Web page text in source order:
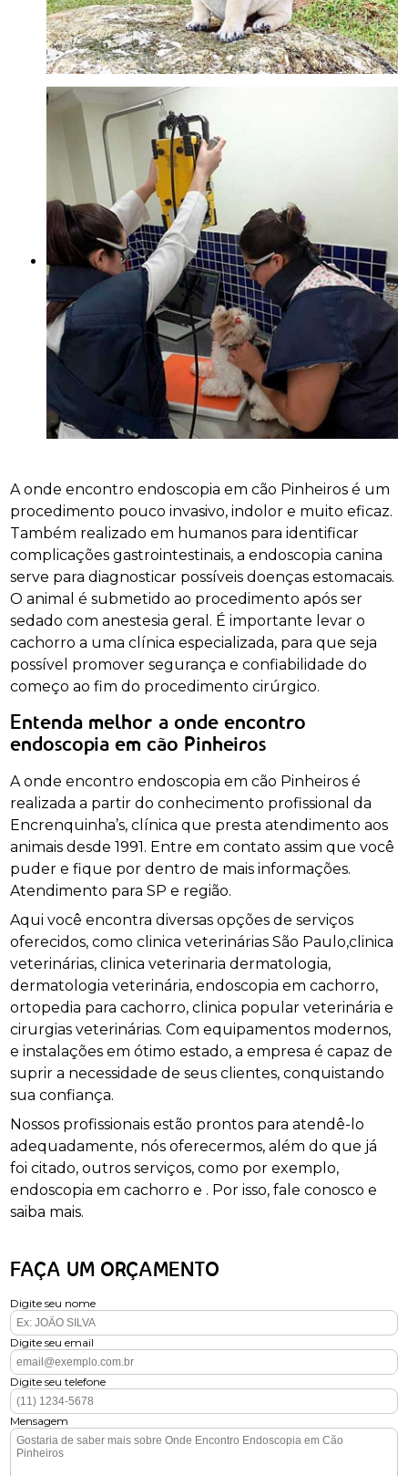
A onde encontro endoscopia em cão Pinheiros é um
procedimento pouco invasivo, indolor e muito eficaz.
Também realizado em humanos para identificar
complicações gastrointestinais, a endoscopia canina
serve para diagnosticar possíveis doenças estomacais.
O animal é submetido ao procedimento após ser
sedado com anestesia geral. É importante levar o
cachorro a uma clínica especializada, para que seja
possível promover segurança e confiabilidade do
começo ao fim do procedimento cirúrgico.
Entenda melhor a onde encontro
endoscopia em cão Pinheiros
A onde encontro endoscopia em cão Pinheiros é
realizada a partir do conhecimento profissional da
Encrenquinha’s, clínica que presta atendimento aos
animais desde 1991. Entre em contato assim que você
puder e fique por dentro de mais informações.
Atendimento para SP e região.
Aqui você encontra diversas opções de serviços
oferecidos, como clinica veterinárias São Paulo,clinica
veterinárias, clinica veterinaria dermatologia,
dermatologia veterinária, endoscopia em cachorro,
ortopedia para cachorro, clinica popular veterinária e
cirurgias veterinárias. Com equipamentos modernos,
e instalações em ótimo estado, a empresa é capaz de
suprir a necessidade de seus clientes, conquistando
sua confiança.
Nossos profissionais estão prontos para atendê-lo
adequadamente, nós oferecermos, além do que já
foi citado, outros serviços, como por exemplo,
endoscopia em cachorro e . Por isso, fale conosco e
saiba mais.
FAÇA UM ORÇAMENTO
Digite seu nome
Digite seu email
Digite seu telefone
Mensagem